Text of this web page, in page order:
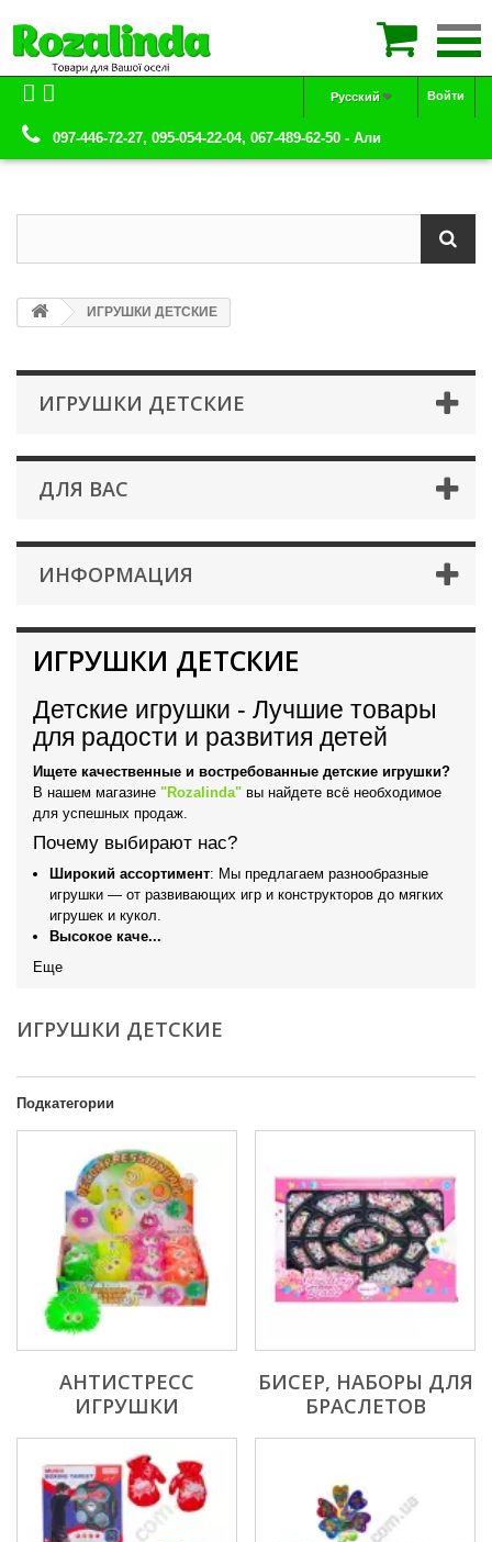
Войти
Русский
097-446-72-27, 095-054-22-04, 067-489-62-50 - Али
ИГРУШКИ ДЕТСКИЕ
ИГРУШКИ ДЕТСКИЕ
ДЛЯ ВАС
ИНФОРМАЦИЯ
ИГРУШКИ ДЕТСКИЕ
Детские игрушки - Лучшие товары
для радости и развития детей
Ищете качественные и востребованные детские игрушки?
В нашем магазине "Rozalinda" вы найдете всё необходимое
для успешных продаж.
Почему выбирают нас?
Широкий ассортимент: Мы предлагаем разнообразные
игрушки — от развивающих игр и конструкторов до мягких
игрушек и кукол.
Высокое каче...
Еще
ИГРУШКИ ДЕТСКИЕ
Подкатегории
АНТИСТРЕСС
ИГРУШКИ
БИСЕР, НАБОРЫ ДЛЯ
БРАСЛЕТОВ
